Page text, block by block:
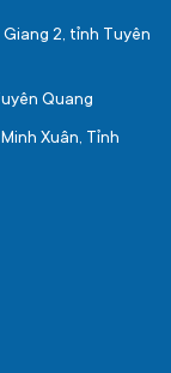
Giang 2, tỉnh Tuyên
Quang
Xuân, Tỉnh